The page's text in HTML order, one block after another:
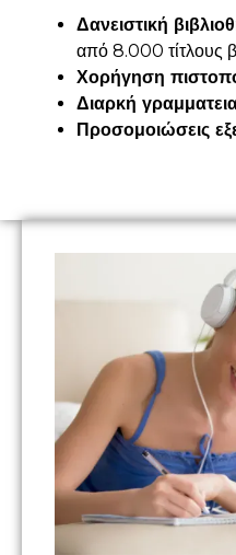
Δανειστική
από 8.000 τίτλους
Χορήγηση
Διαρκή
Προσομοιώσεις